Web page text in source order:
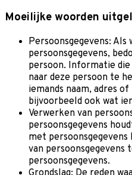
Moeilijke woorden
Persoonsgegevens:
persoonsgegevens,
persoon. Informatie
naar deze persoon te
iemands naam, adres
bijvoorbeeld ook wat
Verwerken van
persoonsgegevens
met
van
persoonsgegevens.